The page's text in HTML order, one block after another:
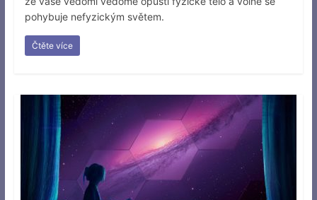
pohybuje nefyzickým světem.
Čtěte více